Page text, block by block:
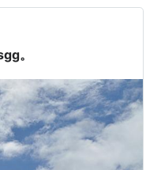
い、 過去の経験や人の
しまいました。 毎日
。